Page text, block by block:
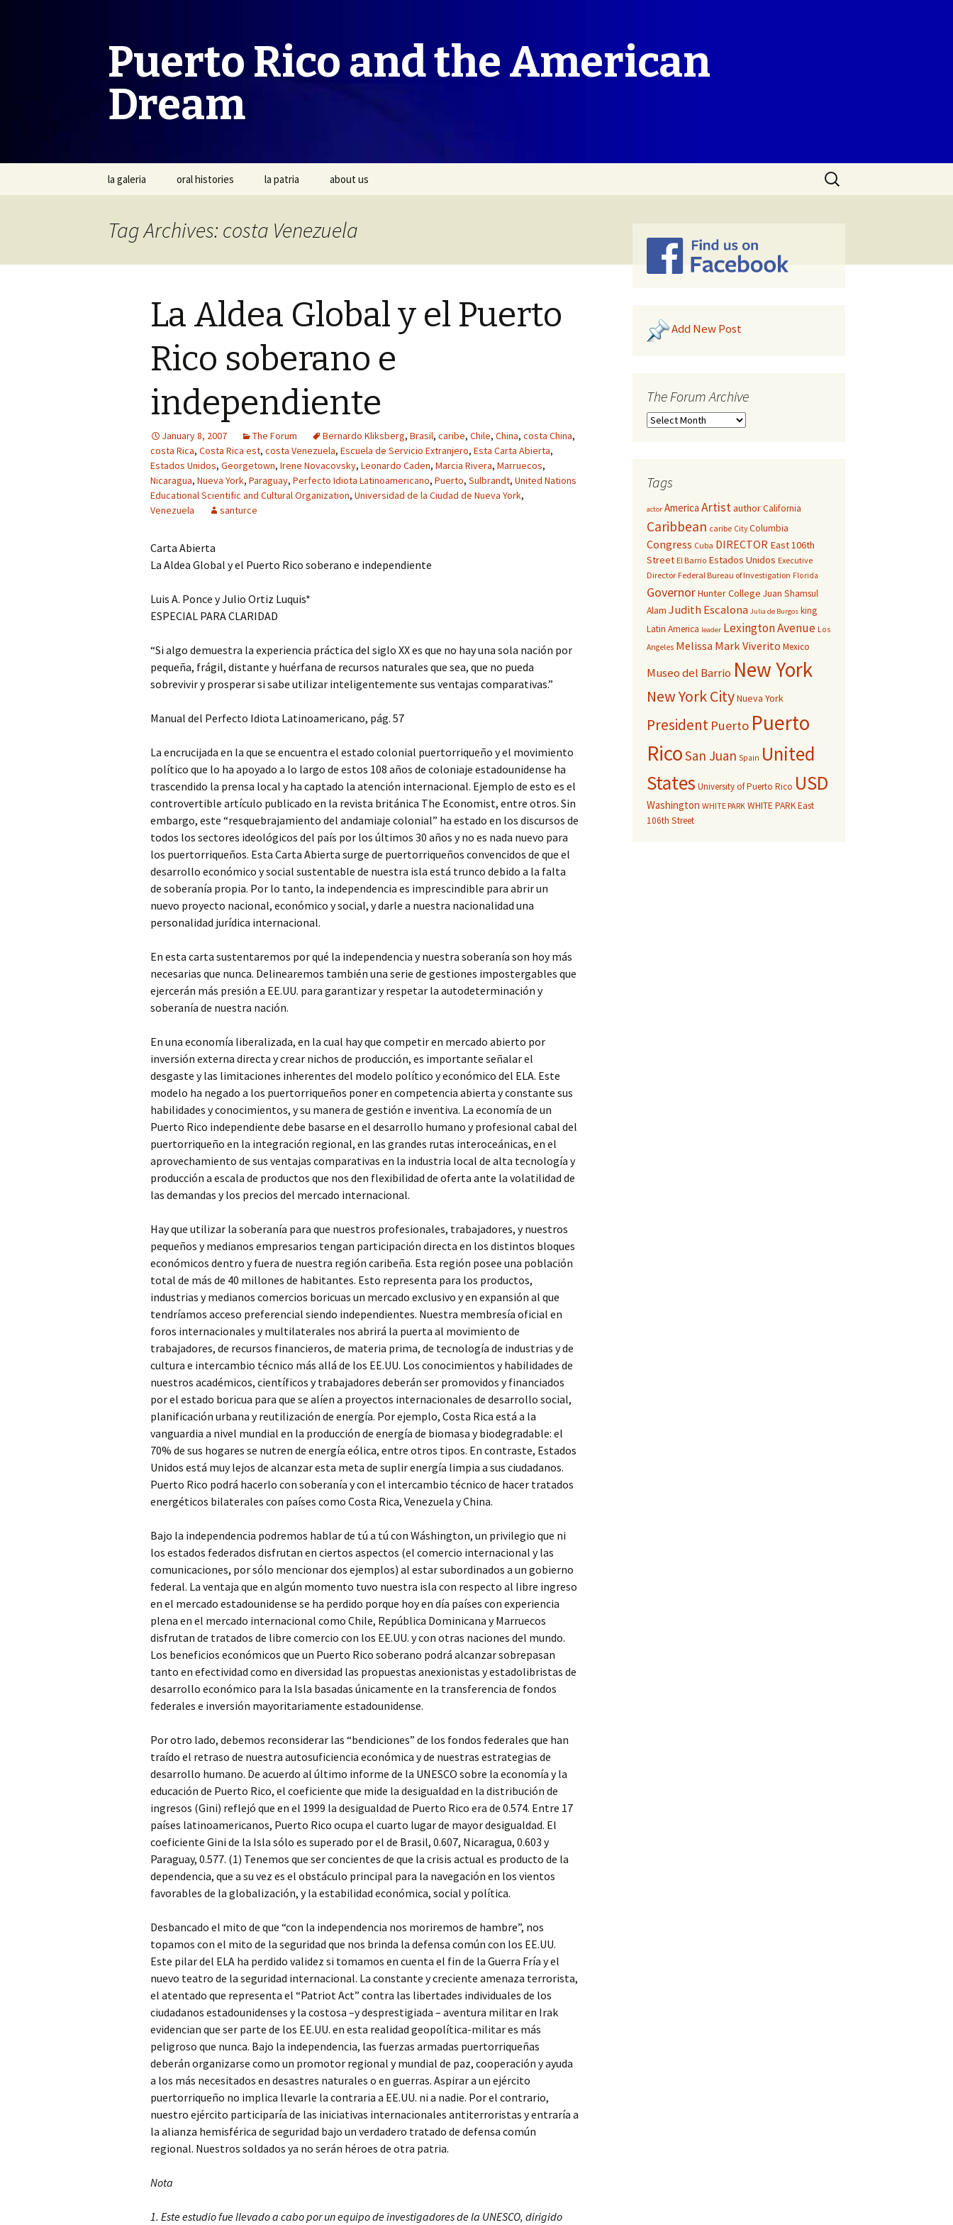
Puerto Rico and the American
Dream
Skip
la galeria oral histories la patria about us
Search
for:
Tag Archives: costa Venezuela
La Aldea Global y el Puerto
Rico soberano e
independiente
January 8, 2007 The Forum Bernardo Kliksberg, Brasil, caribe, Chile, China, costa China,
costa Rica, Costa Rica est, costa Venezuela, Escuela de Servicio Extranjero, Esta Carta Abierta,
Estados Unidos, Georgetown, Irene Novacovsky, Leonardo Caden, Marcia Rivera, Marruecos,
Nicaragua, Nueva York, Paraguay, Perfecto Idiota Latinoamericano, Puerto, Sulbrandt, United Nations
Educational Scientific and Cultural Organization, Universidad de la Ciudad de Nueva York,
Venezuela
santurce
Carta Abierta
La Aldea Global y el Puerto Rico soberano e independiente
Luis A. Ponce y Julio Ortiz Luquis*
ESPECIAL PARA CLARIDAD
“Si algo demuestra la experiencia práctica del siglo XX es que no hay una sola nación por
pequeña, frágil, distante y huérfana de recursos naturales que sea, que no pueda
sobrevivir y prosperar si sabe utilizar inteligentemente sus ventajas comparativas.”
Manual del Perfecto Idiota Latinoamericano, pág. 57
La encrucijada en la que se encuentra el estado colonial puertorriqueño y el movimiento
político que lo ha apoyado a lo largo de estos 108 años de coloniaje estadounidense ha
trascendido la prensa local y ha captado la atención internacional. Ejemplo de esto es el
controvertible artículo publicado en la revista británica The Economist, entre otros. Sin
embargo, este “resquebrajamiento del andamiaje colonial” ha estado en los discursos de
todos los sectores ideológicos del país por los últimos 30 años y no es nada nuevo para
los puertorriqueños. Esta Carta Abierta surge de puertorriqueños convencidos de que el
desarrollo económico y social sustentable de nuestra isla está trunco debido a la falta
de soberanía propia. Por lo tanto, la independencia es imprescindible para abrir un
nuevo proyecto nacional, económico y social, y darle a nuestra nacionalidad una
personalidad jurídica internacional.
En esta carta sustentaremos por qué la independencia y nuestra soberanía son hoy más
necesarias que nunca. Delinearemos también una serie de gestiones impostergables que
ejercerán más presión a EE.UU. para garantizar y respetar la autodeterminación y
soberanía de nuestra nación.
En una economía liberalizada, en la cual hay que competir en mercado abierto por
inversión externa directa y crear nichos de producción, es importante señalar el
desgaste y las limitaciones inherentes del modelo político y económico del ELA. Este
modelo ha negado a los puertorriqueños poner en competencia abierta y constante sus
habilidades y conocimientos, y su manera de gestión e inventiva. La economía de un
Puerto Rico independiente debe basarse en el desarrollo humano y profesional cabal del
puertorriqueño en la integración regional, en las grandes rutas interoceánicas, en el
aprovechamiento de sus ventajas comparativas en la industria local de alta tecnología y
producción a escala de productos que nos den flexibilidad de oferta ante la volatilidad de
las demandas y los precios del mercado internacional.
Hay que utilizar la soberanía para que nuestros profesionales, trabajadores, y nuestros
pequeños y medianos empresarios tengan participación directa en los distintos bloques
económicos dentro y fuera de nuestra región caribeña. Esta región posee una población
total de más de 40 millones de habitantes. Esto representa para los productos,
industrias y medianos comercios boricuas un mercado exclusivo y en expansión al que
tendríamos acceso preferencial siendo independientes. Nuestra membresía oficial en
foros internacionales y multilaterales nos abrirá la puerta al movimiento de
trabajadores, de recursos financieros, de materia prima, de tecnología de industrias y de
cultura e intercambio técnico más allá de los EE.UU. Los conocimientos y habilidades de
nuestros académicos, científicos y trabajadores deberán ser promovidos y financiados
por el estado boricua para que se alíen a proyectos internacionales de desarrollo social,
planificación urbana y reutilización de energía. Por ejemplo, Costa Rica está a la
vanguardia a nivel mundial en la producción de energía de biomasa y biodegradable: el
70% de sus hogares se nutren de energía eólica, entre otros tipos. En contraste, Estados
Unidos está muy lejos de alcanzar esta meta de suplir energía limpia a sus ciudadanos.
Puerto Rico podrá hacerlo con soberanía y con el intercambio técnico de hacer tratados
energéticos bilaterales con países como Costa Rica, Venezuela y China.
Bajo la independencia podremos hablar de tú a tú con Wáshington, un privilegio que ni
los estados federados disfrutan en ciertos aspectos (el comercio internacional y las
comunicaciones, por sólo mencionar dos ejemplos) al estar subordinados a un gobierno
federal. La ventaja que en algún momento tuvo nuestra isla con respecto al libre ingreso
en el mercado estadounidense se ha perdido porque hoy en día países con experiencia
plena en el mercado internacional como Chile, República Dominicana y Marruecos
disfrutan de tratados de libre comercio con los EE.UU. y con otras naciones del mundo.
Los beneficios económicos que un Puerto Rico soberano podrá alcanzar sobrepasan
tanto en efectividad como en diversidad las propuestas anexionistas y estadolibristas de
desarrollo económico para la Isla basadas únicamente en la transferencia de fondos
federales e inversión mayoritariamente estadounidense.
Por otro lado, debemos reconsiderar las “bendiciones” de los fondos federales que han
traído el retraso de nuestra autosuficiencia económica y de nuestras estrategias de
desarrollo humano. De acuerdo al último informe de la UNESCO sobre la economía y la
educación de Puerto Rico, el coeficiente que mide la desigualdad en la distribución de
ingresos (Gini) reflejó que en el 1999 la desigualdad de Puerto Rico era de 0.574. Entre 17
países latinoamericanos, Puerto Rico ocupa el cuarto lugar de mayor desigualdad. El
coeficiente Gini de la Isla sólo es superado por el de Brasil, 0.607, Nicaragua, 0.603 y
Paraguay, 0.577. (1) Tenemos que ser concientes de que la crisis actual es producto de la
dependencia, que a su vez es el obstáculo principal para la navegación en los vientos
favorables de la globalización, y la estabilidad económica, social y política.
Desbancado el mito de que “con la independencia nos moriremos de hambre”, nos
topamos con el mito de la seguridad que nos brinda la defensa común con los EE.UU.
Este pilar del ELA ha perdido validez si tomamos en cuenta el fin de la Guerra Fría y el
nuevo teatro de la seguridad internacional. La constante y creciente amenaza terrorista,
el atentado que representa el “Patriot Act” contra las libertades individuales de los
ciudadanos estadounidenses y la costosa –y desprestigiada – aventura militar en Irak
evidencian que ser parte de los EE.UU. en esta realidad geopolítica-militar es más
peligroso que nunca. Bajo la independencia, las fuerzas armadas puertorriqueñas
deberán organizarse como un promotor regional y mundial de paz, cooperación y ayuda
a los más necesitados en desastres naturales o en guerras. Aspirar a un ejército
puertorriqueño no implica llevarle la contraria a EE.UU. ni a nadie. Por el contrario,
nuestro ejército participaría de las iniciativas internacionales antiterroristas y entraría a
la alianza hemisférica de seguridad bajo un verdadero tratado de defensa común
regional. Nuestros soldados ya no serán héroes de otra patria.
Nota
1. Este estudio fue llevado a cabo por un equipo de investigadores de la UNESCO, dirigido
Add New Post
The Forum Archive
Tags
actor America ArtistauthorCalifornia
Caribbean caribe City Columbia
Congress Cuba DIRECTOR East 106th
Street El Barrio Estados Unidos Executive
Director Federal Bureau of Investigation Florida
GovernorHunter College Juan Shamsul
Alam Judith Escalona Julia de Burgos king
Latin America leader Lexington Avenue Los
Angeles Melissa Mark Viverito Mexico
Museo del Barrio New York
New York CityNueva York
President Puerto Puerto
RicoSan Juan Spain United
States University of Puerto Rico USD
Washington WHITE PARK WHITE PARK East
106th Street